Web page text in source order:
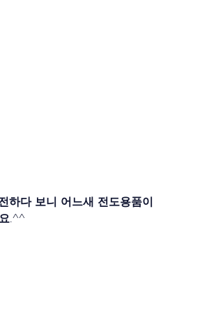
하다 보니 어느새 전도용품이
.^^